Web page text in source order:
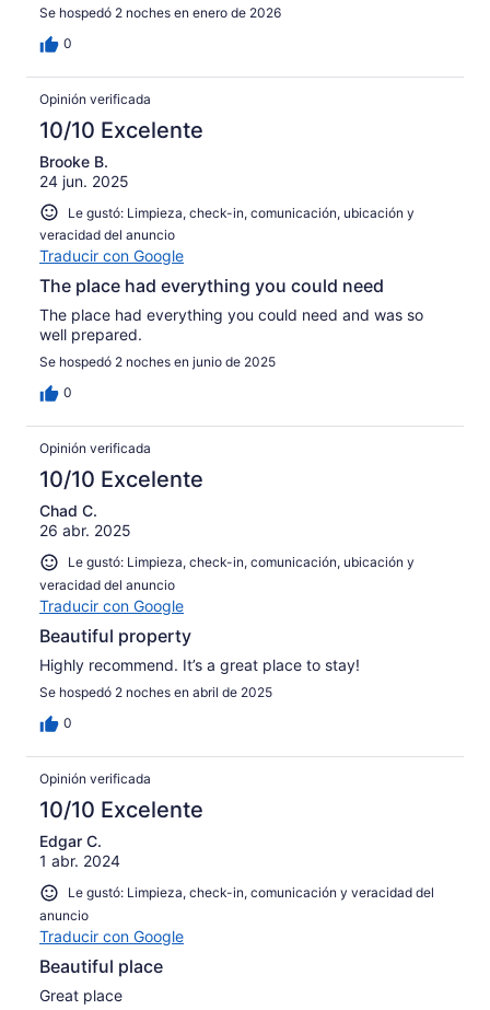
Se hospedó 2 noches en enero de 2026
0
Opinión verificada
10/10 Excelente
Brooke B.
24 jun. 2025
Le gustó: Limpieza, check-in, comunicación, ubicación y
veracidad del anuncio
Traducir con Google
The place had everything you could need
The place had everything you could need and was so
well prepared.
Se hospedó 2 noches en junio de 2025
0
Opinión verificada
10/10 Excelente
Chad C.
26 abr. 2025
Le gustó: Limpieza, check-in, comunicación, ubicación y
veracidad del anuncio
Traducir con Google
Beautiful property
Highly recommend. It’s a great place to stay!
Se hospedó 2 noches en abril de 2025
0
Opinión verificada
10/10 Excelente
Edgar C.
1 abr. 2024
Le gustó: Limpieza, check-in, comunicación y veracidad del
anuncio
Traducir con Google
Beautiful place
Great place